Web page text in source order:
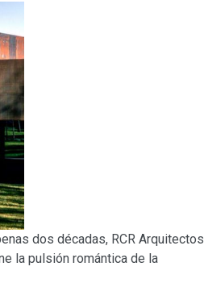
dos décadas, RCR Arquitectos
la pulsión romántica de la